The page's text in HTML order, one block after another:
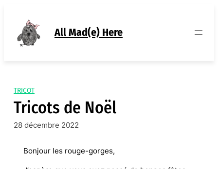
contenu
All Mad(e) Here
TRICOT
Tricots de Noël
28 décembre 2022
Bonjour les rouge-gorges,